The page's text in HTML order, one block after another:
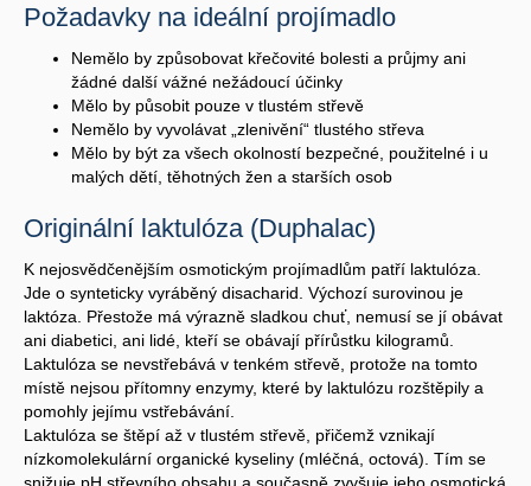
Požadavky na ideální projímadlo
Nemělo by způsobovat křečovité bolesti a průjmy ani
žádné další vážné nežádoucí účinky
Mělo by působit pouze v tlustém střevě
Nemělo by vyvolávat „zlenivění“ tlustého střeva
Mělo by být za všech okolností bezpečné, použitelné i u
malých dětí, těhotných žen a starších osob
Originální laktulóza (Duphalac)
K nejosvědčenějším osmotickým projímadlům patří laktulóza.
Jde o synteticky vyráběný disacharid. Výchozí surovinou je
laktóza. Přestože má výrazně sladkou chuť, nemusí se jí obávat
ani diabetici, ani lidé, kteří se obávají přírůstku kilogramů.
Laktulóza se nevstřebává v tenkém střevě, protože na tomto
místě nejsou přítomny enzymy, které by laktulózu rozštěpily a
pomohly jejímu vstřebávání.
Laktulóza se štěpí až v tlustém střevě, přičemž vznikají
nízkomolekulární organické kyseliny (mléčná, octová). Tím se
snižuje pH střevního obsahu a současně zvyšuje jeho osmotická